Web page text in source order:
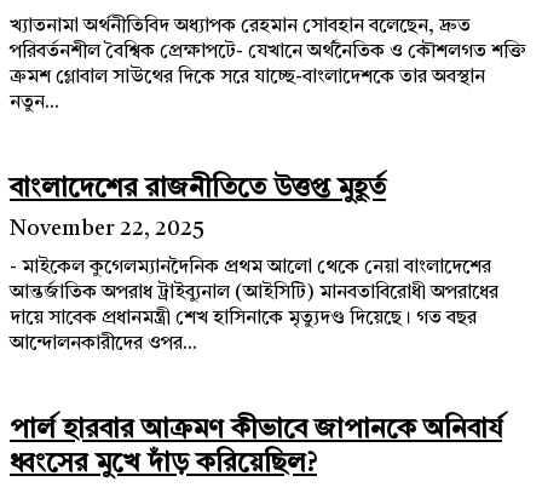
খ্যাতনামা অর্থনীতিবিদ অধ্যাপক রেহমান সোবহান বলেছেন, দ্রুত
পরিবর্তনশীল বৈশ্বিক প্রেক্ষাপটে- যেখানে অর্থনৈতিক ও কৌশলগত শক্তি
ক্রমশ গ্লোবাল সাউথের দিকে সরে যাচ্ছে-বাংলাদেশকে তার অবস্থান
নতুন...
বাংলাদেশের রাজনীতিতে উত্তপ্ত মুহূর্ত
November 22, 2025
- মাইকেল কুগেলম্যানদৈনিক প্রথম আলো থেকে নেয়া বাংলাদেশের
আন্তর্জাতিক অপরাধ ট্রাইব্যুনাল (আইসিটি) মানবতাবিরোধী অপরাধের
দায়ে সাবেক প্রধানমন্ত্রী শেখ হাসিনাকে মৃত্যুদণ্ড দিয়েছে। গত বছর
আন্দোলনকারীদের ওপর...
পার্ল হারবার আক্রমণ কীভাবে জাপানকে অনিবার্য
ধ্বংসের মুখে দাঁড় করিয়েছিল?